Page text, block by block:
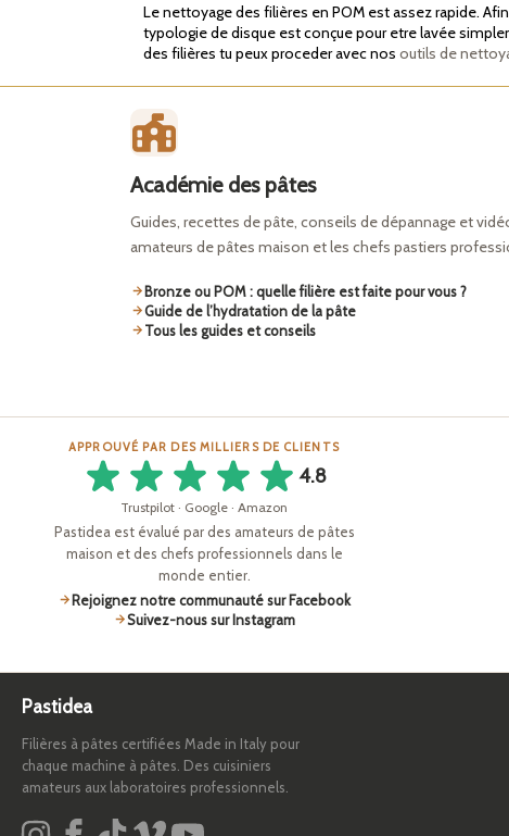
Le nettoyage des filières en POM est assez rapide.
typologie de disque est conçue pour etre lavée
des filières tu peux proceder avec nos outils de
Académie des pâtes
Guides, recettes de pâte, conseils de dépannage et
amateurs de pâtes maison et les chefs pastiers
Bronze ou POM : quelle filière est faite pour vous ?
Guide de l’hydratation de la pâte
Tous les guides et conseils
APPROUVÉ PAR DES MILLIERS DE CLIENTS
4.8
Trustpilot · Google · Amazon
Pastidea est évalué par des amateurs de pâtes
maison et des chefs professionnels dans le
monde entier.
Rejoignez notre communauté sur Facebook
Suivez-nous sur Instagram
Pastidea
Filières à pâtes certifiées Made in Italy pour
chaque machine à pâtes. Des cuisiniers
amateurs aux laboratoires professionnels.